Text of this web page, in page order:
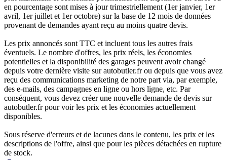
en pourcentage sont mises à jour trimestriellement (1er janvier, 1er
avril, 1er juillet et 1er octobre) sur la base de 12 mois de données
provenant de demandes ayant reçu au moins quatre devis.
Les prix annoncés sont TTC et incluent tous les autres frais
éventuels. Le nombre d'offres, les prix réels, les économies
potentielles et la disponibilité des garages peuvent avoir changé
depuis votre dernière visite sur autobutler.fr ou depuis que vous avez
reçu des communications marketing de notre part via, par exemple,
des e-mails, des campagnes en ligne ou hors ligne, etc. Par
conséquent, vous devez créer une nouvelle demande de devis sur
autobutler.fr pour voir les prix et les économies actuellement
disponibles.
Sous réserve d'erreurs et de lacunes dans le contenu, les prix et les
descriptions de l'offre, ainsi que pour les pièces détachées en rupture
de stock.